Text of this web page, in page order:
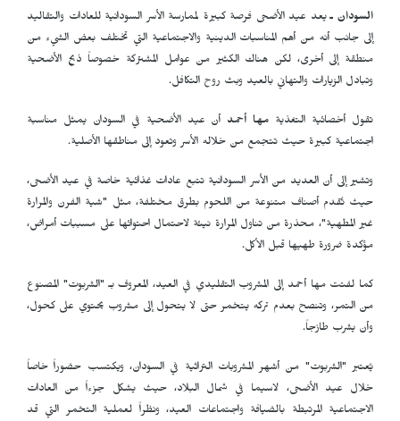
السودان ـيعد عيد الأضحى فرصة كبيرة لممارسة الأسر السودانية للعادات والتقاليد
إلى جانب أنه من أهم المناسبات الدينية والاجتماعية التي تختلف بعض الشيء من
منطقة إلى أخرى، لكن هناك الكثير من عوامل المشتركة خصوصاً ذبح الأضحية
وتبادل الزيارات والتهاني بالعيد وبث روح التكافل.
تقول أخصائية التغذية مها أحمد أن عيد الأضحية في السودان يمثل مناسبة
اجتماعية كبيرة حيث تتجمع من خلاله الأسر وتعود إلى مناطقها الأصلية.
وتشير إلى أن العديد من الأسر السودانية تتبع عادات غذائية خاصة في عيد الأضحى،
حيث تُقدم أصناف متنوعة من اللحوم بطرق مختلفة، مثل "شية الفرن والمرارة
غير المطهية"، محذرة من تناول المرارة نيئة لاحتمال احتوائها على مسببات أمراض،
مؤكدة ضرورة طهيها قبل الأكل.
كما لفتت مها أحمد إلى المشروب التقليدي في العيد، المعروف بـ "الشربوت" المصنوع
من التمر، وتنصح بعدم تركه يتخمر حتى لا يتحول إلى مشروب يحتوي على كحول،
وأن يشرب طازجاً.
يُعتبر "الشربوت" من أشهر المشروبات التراثية في السودان، ويكتسب حضوراً خاصاً
خلال عيد الأضحى، لاسيما في شمال البلاد، حيث يشكل جزءاً من العادات
الاجتماعية المرتبطة بالضيافة واجتماعات العيد، ونظراً لعملية التخمر التي قد